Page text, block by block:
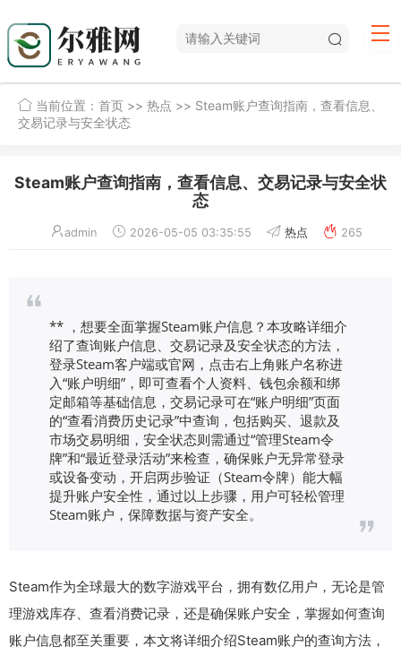
当前位置： 首页 >> 热点 >> Steam账户查询指南，查看信息、
交易记录与安全状态
Steam账户查询指南，查看信息、交易记录与安全状
态
admin 2026-05-05 03:35:55 热点 265
** ，想要全面掌握Steam账户信息？本攻略详细介
绍了查询账户信息、交易记录及安全状态的方法，
登录Steam客户端或官网，点击右上角账户名称进
入“账户明细”，即可查看个人资料、钱包余额和绑
定邮箱等基础信息，交易记录可在“账户明细”页面
的“查看消费历史记录”中查询，包括购买、退款及
市场交易明细，安全状态则需通过“管理Steam令
牌”和“最近登录活动”来检查，确保账户无异常登录
或设备变动，开启两步验证（Steam令牌）能大幅
提升账户安全性，通过以上步骤，用户可轻松管理
Steam账户，保障数据与资产安全。
Steam作为全球最大的数字游戏平台，拥有数亿用户，无论是管
理游戏库存、查看消费记录，还是确保账户安全，掌握如何查询
账户信息都至关重要，本文将详细介绍Steam账户的查询方法，